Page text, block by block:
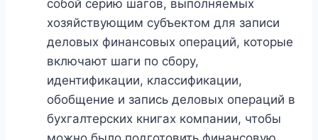
собой серию шагов, выполняемых
хозяйствующим субъектом для записи
деловых финансовых операций, которые
включают шаги по сбору,
идентификации, классификации,
обобщение и запись деловых операций в
бухгалтерских книгах компании, чтобы